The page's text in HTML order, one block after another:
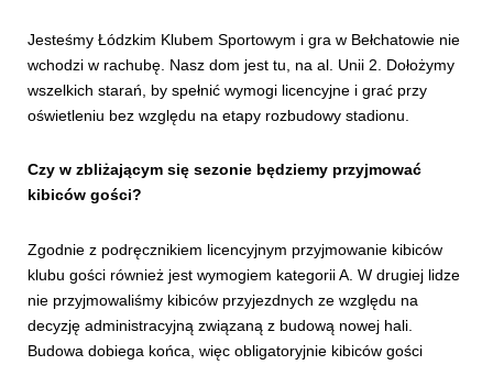
Jesteśmy Łódzkim Klubem Sportowym i gra w Bełchatowie nie
wchodzi w rachubę. Nasz dom jest tu, na al. Unii 2. Dołożymy
wszelkich starań, by spełnić wymogi licencyjne i grać przy
oświetleniu bez względu na etapy rozbudowy stadionu.
Czy w zbliżającym się sezonie będziemy przyjmować
kibiców gości?
Zgodnie z podręcznikiem licencyjnym przyjmowanie kibiców
klubu gości również jest wymogiem kategorii A. W drugiej lidze
nie przyjmowaliśmy kibiców przyjezdnych ze względu na
decyzję administracyjną związaną z budową nowej hali.
Budowa dobiega końca, więc obligatoryjnie kibiców gości